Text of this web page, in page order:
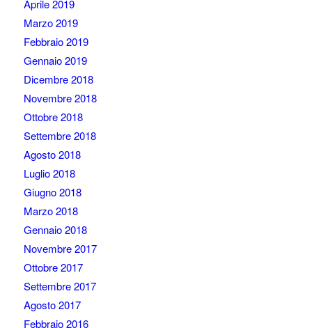
Aprile 2019
Marzo 2019
Febbraio 2019
Gennaio 2019
Dicembre 2018
Novembre 2018
Ottobre 2018
Settembre 2018
Agosto 2018
Luglio 2018
Giugno 2018
Marzo 2018
Gennaio 2018
Novembre 2017
Ottobre 2017
Settembre 2017
Agosto 2017
Febbraio 2016